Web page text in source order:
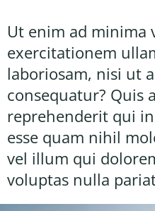
Ut enim ad minima
exercitationem
laboriosam, nisi ut
consequatur? Quis
reprehenderit qui
esse quam nihil
vel illum qui
voluptas nulla